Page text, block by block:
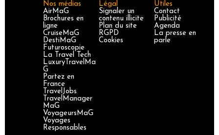
Nos médias
AirMaG
Brochures en
ligne
CruiseMaG
DestiMaG
Futuroscopie
La Travel Tech
LuxuryTravelMa
G
Partez en
France
TravelJobs
TravelManager
MaG
VoyageursMaG
Voyages
Responsables
Légal
Signaler un
contenu illicite
Plan du site
RGPD
Cookies
Utiles
Contact
Publicité
Agenda
La presse en
parle